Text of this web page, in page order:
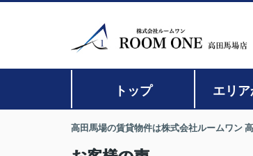
トップ エリ
高田馬場の賃貸物件は株式会社ルームワン